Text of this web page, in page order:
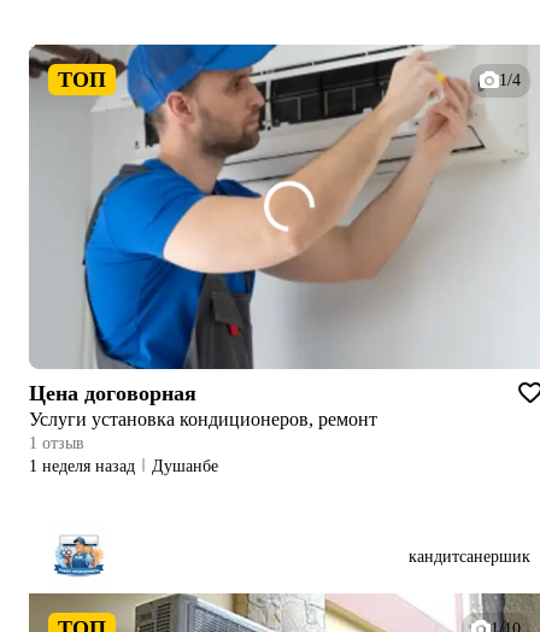
ТОП 1/4
Цена договорная
Услуги установка кондиционеров, ремонт
1 отзыв
1 неделя назад
Душанбе
кандитсанершик